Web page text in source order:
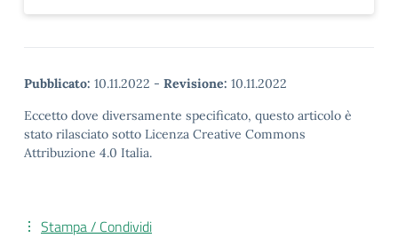
Pubblicato: 10.11.2022 - Revisione: 10.11.2022
Eccetto dove diversamente specificato, questo articolo è
stato rilasciato sotto Licenza Creative Commons
Attribuzione 4.0 Italia.
Stampa / Condividi